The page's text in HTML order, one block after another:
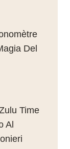
Del
Time
Al